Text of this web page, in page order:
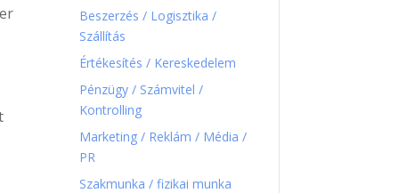
Beszerzés / Logisztika /
Szállítás
Értékesítés / Kereskedelem
Pénzügy / Számvitel /
Kontrolling
Marketing / Reklám / Média /
PR
Szakmunka / fizikai munka